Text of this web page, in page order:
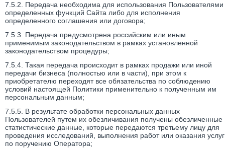
7.5.2. Передача необходима для использования Пользователями
определенных функций Сайта либо для исполнения
определенного соглашения или договора;
7.5.3. Передача предусмотрена российским или иным
применимым законодательством в рамках установленной
законодательством процедуры;
7.5.4. Такая передача происходит в рамках продажи или иной
передачи бизнеса (полностью или в части), при этом к
приобретателю переходят все обязательства по соблюдению
условий настоящей Политики применительно к полученным им
персональным данным;
7.5.5. В результате обработки персональных данных
Пользователей путем их обезличивания получены обезличенные
статистические данные, которые передаются третьему лицу для
проведения исследований, выполнения работ или оказания услуг
по поручению Оператора;